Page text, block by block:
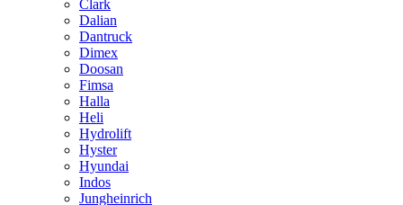
Clark
Dalian
Dantruck
Dimex
Doosan
Fimsa
Halla
Heli
Hydrolift
Hyster
Hyundai
Indos
Jungheinrich